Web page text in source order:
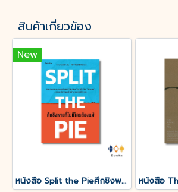
สินค้าเกี่ยวข้อง
New
หนังสือ Split the Pieศึกชิงพายที่ไม่มีใครต้องแพ้